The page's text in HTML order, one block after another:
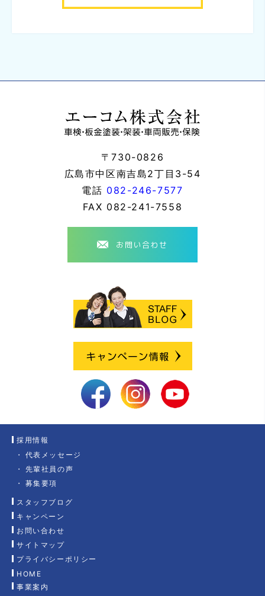
〒730-0826
広島市中区南吉島2丁目3-54
電話 082-246-7577
FAX 082-241-7558
お問い合わせ
HOME
事業案内
採用情報
代表メッセージ
先輩社員の声
募集要項
スタッフブログ
キャンペーン
お問い合わせ
サイトマップ
プライバシーポリシー